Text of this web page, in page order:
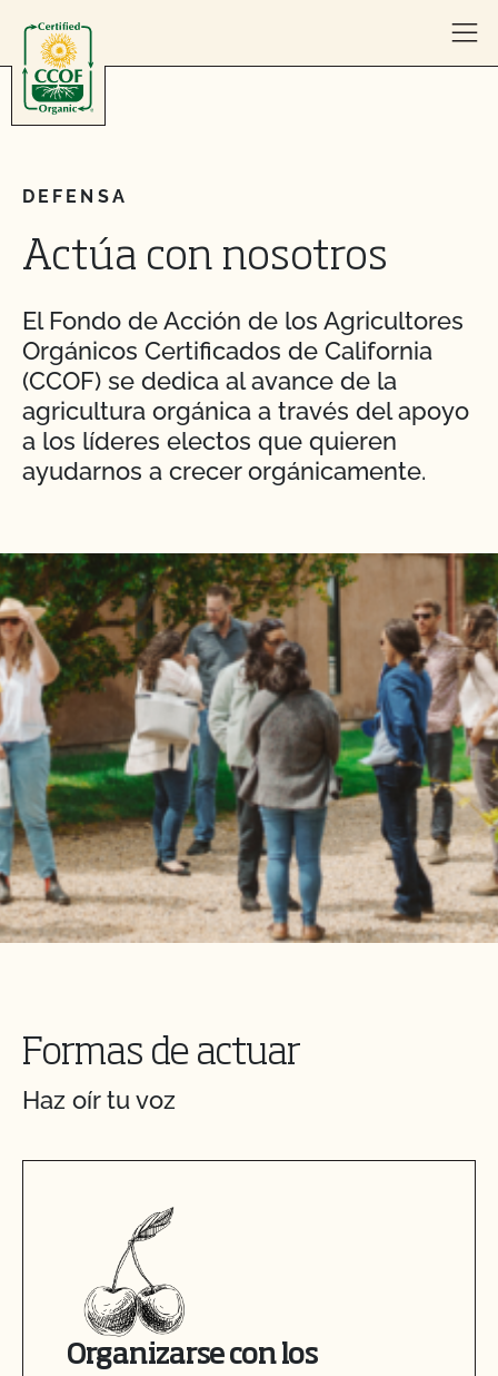
DEFENSA
Actúa con nosotros
El Fondo de Acción de los Agricultores
Orgánicos Certificados de California
(CCOF) se dedica al avance de la
agricultura orgánica a través del apoyo
a los líderes electos que quieren
ayudarnos a crecer orgánicamente.
Formas de actuar
Haz oír tu voz
Organizarse con los